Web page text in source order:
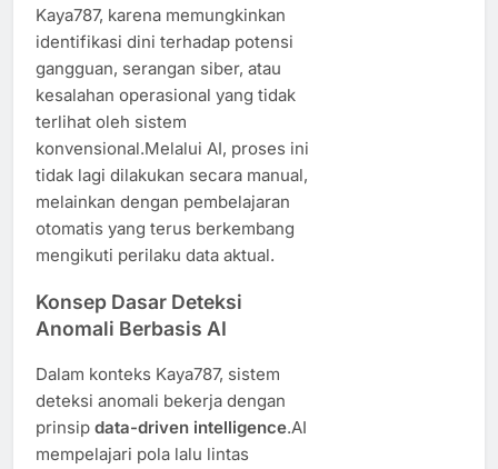
Kaya787, karena memungkinkan
identifikasi dini terhadap potensi
gangguan, serangan siber, atau
kesalahan operasional yang tidak
terlihat oleh sistem
konvensional.Melalui AI, proses ini
tidak lagi dilakukan secara manual,
melainkan dengan pembelajaran
otomatis yang terus berkembang
mengikuti perilaku data aktual.
Konsep Dasar Deteksi
Anomali Berbasis AI
Dalam konteks Kaya787, sistem
deteksi anomali bekerja dengan
prinsip data-driven intelligence.AI
mempelajari pola lalu lintas